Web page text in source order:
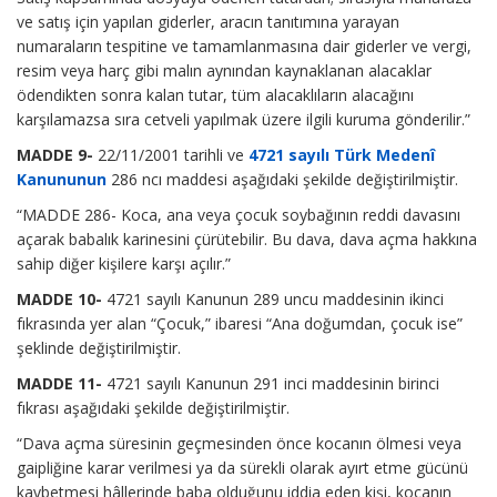
ve satış için yapılan giderler, aracın tanıtımına yarayan
numaraların tespitine ve tamamlanmasına dair giderler ve vergi,
resim veya harç gibi malın aynından kaynaklanan alacaklar
ödendikten sonra kalan tutar, tüm alacaklıların alacağını
karşılamazsa sıra cetveli yapılmak üzere ilgili kuruma gönderilir.”
MADDE 9- 22/11/2001 tarihli ve 4721 sayılı Türk Medenî
Kanununun 286 ncı maddesi aşağıdaki şekilde değiştirilmiştir.
“MADDE 286- Koca, ana veya çocuk soybağının reddi davasını
açarak babalık karinesini çürütebilir. Bu dava, dava açma hakkına
sahip diğer kişilere karşı açılır.”
MADDE 10- 4721 sayılı Kanunun 289 uncu maddesinin ikinci
fıkrasında yer alan “Çocuk,” ibaresi “Ana doğumdan, çocuk ise”
şeklinde değiştirilmiştir.
MADDE 11- 4721 sayılı Kanunun 291 inci maddesinin birinci
fıkrası aşağıdaki şekilde değiştirilmiştir.
“Dava açma süresinin geçmesinden önce kocanın ölmesi veya
gaipliğine karar verilmesi ya da sürekli olarak ayırt etme gücünü
kaybetmesi hâllerinde baba olduğunu iddia eden kişi, kocanın